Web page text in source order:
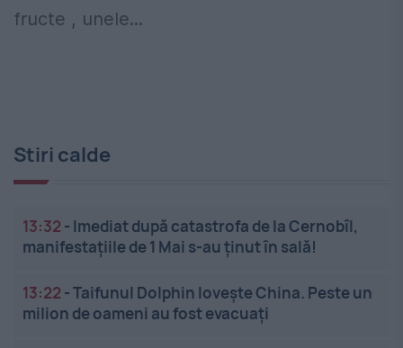
fructe , unele...
Stiri calde
13:32 - Imediat după catastrofa de la Cernobîl,
manifestațiile de 1 Mai s-au ținut în sală!
13:22 -Taifunul Dolphin lovește China. Peste un
milion de oameni au fost evacuați